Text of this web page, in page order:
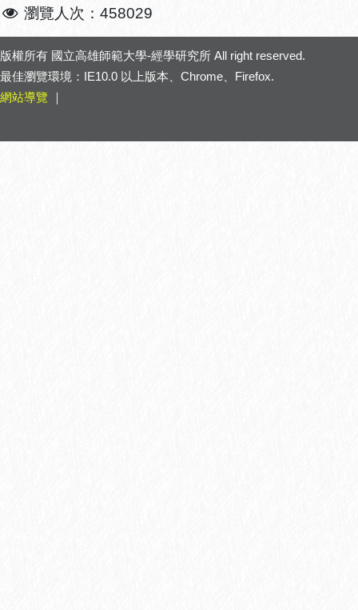
瀏覽人次：458029
版權所有 國立高雄師範大學-經學研究所 All right reserved.
最佳瀏覽環境：IE10.0 以上版本、Chrome、Firefox.
網站導覽 ｜